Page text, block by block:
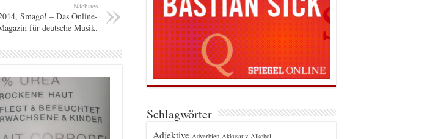
Nächstes
Smago! – Das Online-
für deutsche Musik.
Schlagwörter
Adjektive Adverbien Akkusativ Alkohol